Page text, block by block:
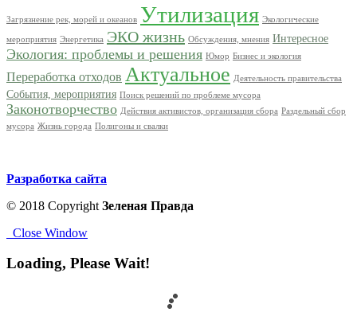
Загрязнение рек, морей и океанов Утилизация Экологические
мероприятия Энергетика ЭКО жизнь Обсуждения, мнения Интересное
Экология: проблемы и решения Юмор Бизнес и экология
Переработка отходов Актуальное Деятельность правительства
События, мероприятия Поиск решений по проблеме мусора
Законотворчество Действия активистов, организация сбора Раздельный сбор
мусора Жизнь города Полигоны и свалки
Разработка сайта
© 2018 Copyright Зеленая Правда
Close Window
Loading, Please Wait!